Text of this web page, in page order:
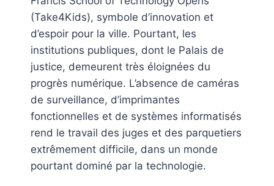
(Take4Kids), symbole d’innovation et
d’espoir pour la ville. Pourtant, les
institutions publiques, dont le Palais de
justice, demeurent très éloignées du
progrès numérique. L’absence de caméras
de surveillance, d’imprimantes
fonctionnelles et de systèmes informatisés
rend le travail des juges et des parquetiers
extrêmement difficile, dans un monde
pourtant dominé par la technologie.